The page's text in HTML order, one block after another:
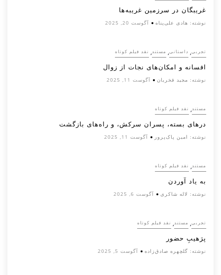
غریبگان در سرزمین غریبه‌ها
نوشته: هادی علی‌پناه آگوست 20, 2025
تجربی, داستانی, مستند, نقد فیلم کوتاه
افسانه‌ و امکان‌های نجات از زوال
نوشته: مجید فخریان آگوست 11, 2025
مستند, نقد فیلم کوتاه
درهای بسته، پسران سرکش، و راه‌های بازگشت
نوشته: امین پاک‌پرور آگوست 11, 2025
مستند, نقد فیلم کوتاه
به یاد آوردن
نوشته: لاله شاکری آگوست 6, 2025
تجربی, مستند, نقد فیلم کوتاه
پرَهیب‌ِ حضور
نوشته: گلچهره صادق‌زاده آگوست 5, 2025